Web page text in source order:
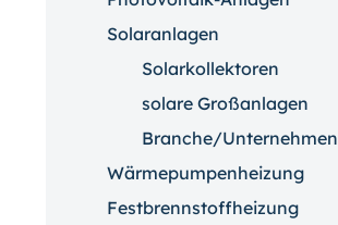
Solaranlagen
Solarkollektoren
solare Großanlagen
Branche/Unternehmen
Wärmepumpenheizung
Festbrennstoffheizung